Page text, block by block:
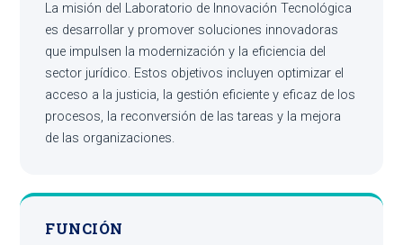
La misión del Laboratorio de Innovación Tecnológica
es desarrollar y promover soluciones innovadoras
que impulsen la modernización y la eficiencia del
sector jurídico. Estos objetivos incluyen optimizar el
acceso a la justicia, la gestión eficiente y eficaz de los
procesos, la reconversión de las tareas y la mejora
de las organizaciones.
FUNCIÓN